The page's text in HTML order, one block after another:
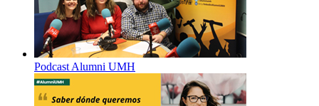
Podcast Alumni UMH